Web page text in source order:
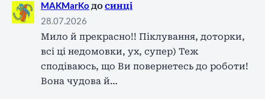
MAKMarKo досинці
28.07.2026
Мило й прекрасно!! Піклування, доторки,
всі ці недомовки, ух, супер) Теж
сподіваюсь, що Ви повернетесь до роботи!
Вона чудова й…